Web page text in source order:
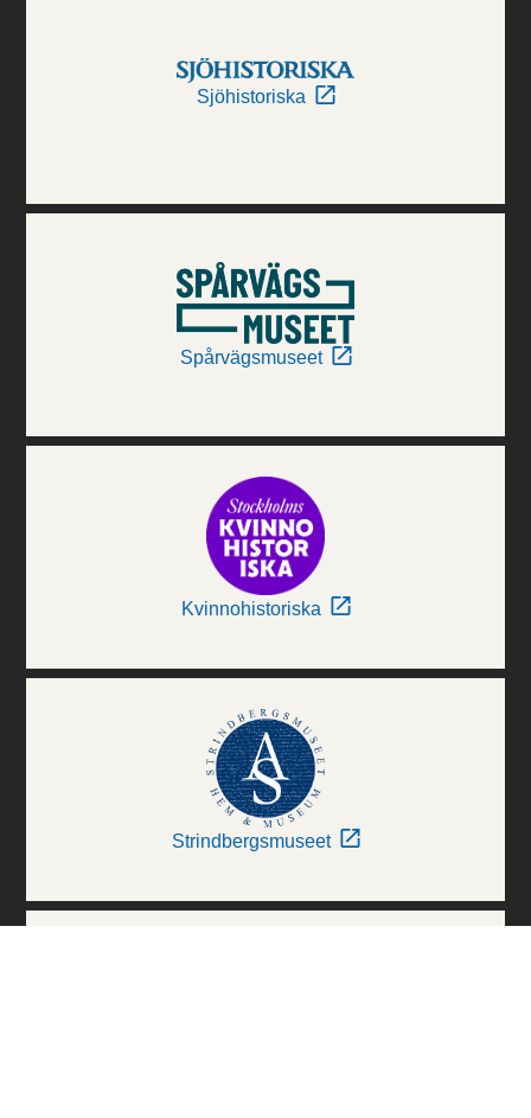
Sjöhistoriska
Spårvägsmuseet
Kvinnohistoriska
Strindbergsmuseet